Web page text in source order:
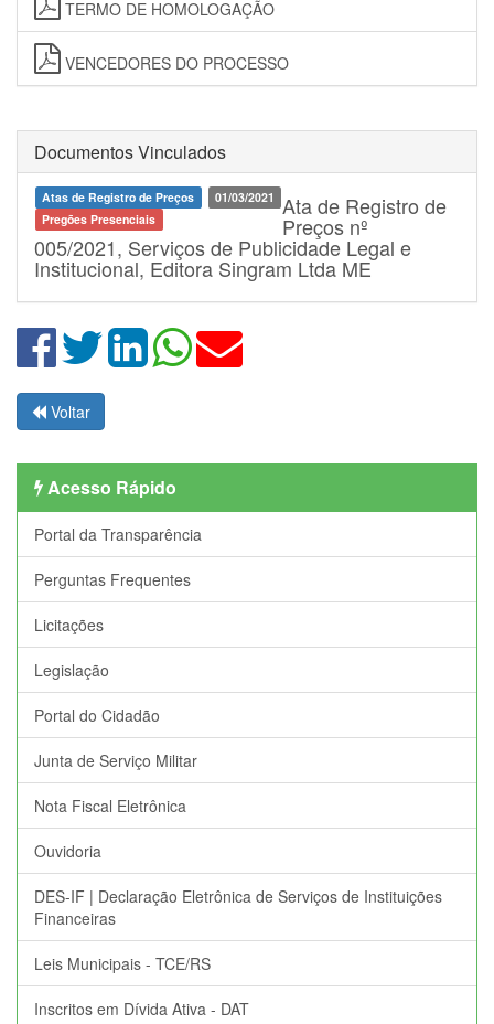
TERMO DE HOMOLOGAÇÃO
VENCEDORES DO PROCESSO
Documentos Vinculados
Atas de Registro de Preços
01/03/2021
Pregões Presenciais
Ata de Registro de
Preços nº
005/2021, Serviços de Publicidade Legal e
Institucional, Editora Singram Ltda ME
Voltar
Acesso Rápido
Portal da Transparência
Perguntas Frequentes
Licitações
Legislação
Portal do Cidadão
Junta de Serviço Militar
Nota Fiscal Eletrônica
Ouvidoria
DES-IF | Declaração Eletrônica de Serviços de Instituições
Financeiras
Leis Municipais - TCE/RS
Inscritos em Dívida Ativa - DAT